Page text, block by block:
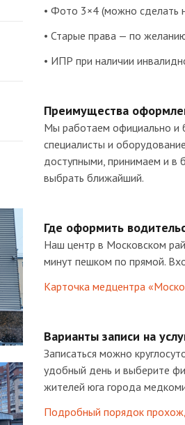
• Фото 3×4 (можно сделать
• Старые права — по
• ИПР при наличии
Преимущества
Мы работаем официально и
специалисты и
доступными, принимаем и в
выбрать ближайший.
Где оформить
Наш центр в Московском
минут пешком по прямой.
Карточка медцентра
Варианты записи на
Записаться можно
удобный день и выберите
жителей юга города
Подробный порядок